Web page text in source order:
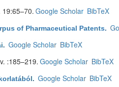
19:65–70.Google Scholar BibTeX
of Pharmaceutical Patents.
. Google Scholar BibTeX
:185–219.Google Scholar BibTeX
. Google Scholar BibTeX